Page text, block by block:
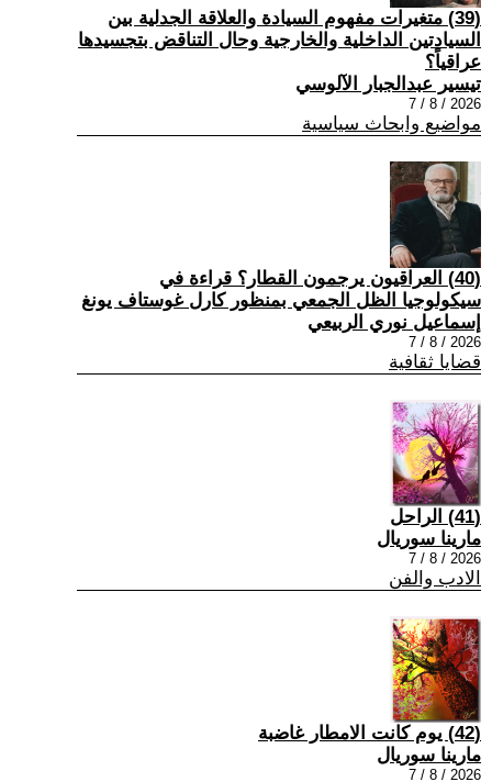
(39) متغيرات مفهوم السيادة والعلاقة الجدلية بين
السيادتين الداخلية والخارجية وحال التناقض بتجسيدها
عراقياً؟
تيسير عبدالجبار الآلوسي
2026 / 8 / 7
مواضيع وابحاث سياسية
(40) العراقيون يرجمون القطار؟ قراءة في
سيكولوجيا الظل الجمعي بمنظور كارل غوستاف يونغ
إسماعيل نوري الربيعي
2026 / 8 / 7
قضايا ثقافية
(41) الراحل
مارينا سوريال
2026 / 8 / 7
الادب والفن
(42) يوم كانت الامطار غاضبة
مارينا سوريال
2026 / 8 / 7